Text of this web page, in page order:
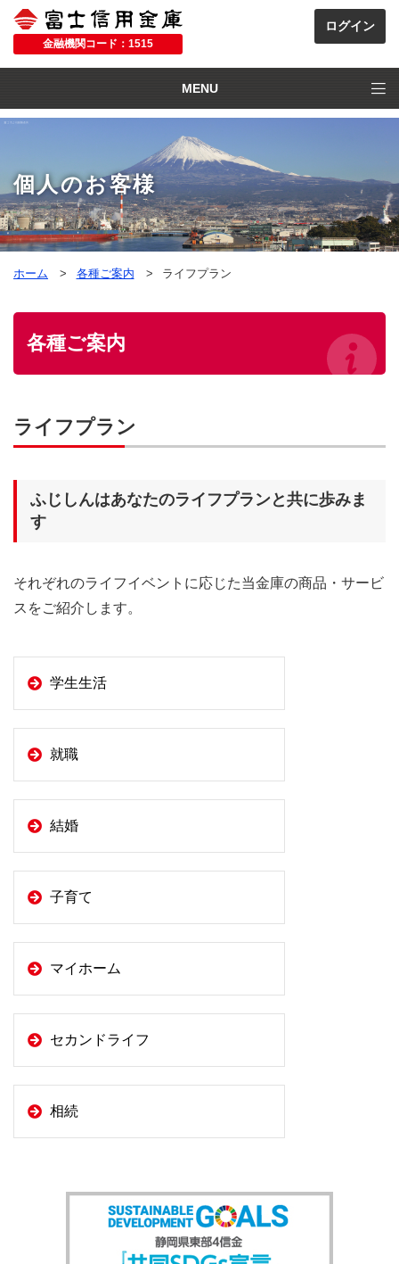
金融機関コード：1515
MENU
個人のお客様
ホーム 各種ご案内 ライフプラン
各種ご案内
ライフプラン
ふじしんはあなたのライフプランと共に歩みま
す
それぞれのライフイベントに応じた当金庫の商品・サービ
スをご紹介します。
学生生活
就職
結婚
子育て
マイホーム
セカンドライフ
相続